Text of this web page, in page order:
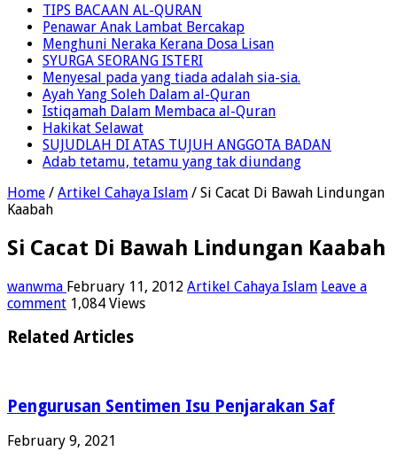
TIPS BACAAN AL-QURAN
Penawar Anak Lambat Bercakap
Menghuni Neraka Kerana Dosa Lisan
SYURGA SEORANG ISTERI
Menyesal pada yang tiada adalah sia-sia.
Ayah Yang Soleh Dalam al-Quran
Istiqamah Dalam Membaca al-Quran
Hakikat Selawat
SUJUDLAH DI ATAS TUJUH ANGGOTA BADAN
Adab tetamu, tetamu yang tak diundang
Home / Artikel Cahaya Islam / Si Cacat Di Bawah Lindungan
Kaabah
Si Cacat Di Bawah Lindungan Kaabah
wanwma February 11, 2012 Artikel Cahaya Islam Leave a
comment 1,084 Views
Related Articles
Pengurusan Sentimen Isu Penjarakan Saf
February 9, 2021